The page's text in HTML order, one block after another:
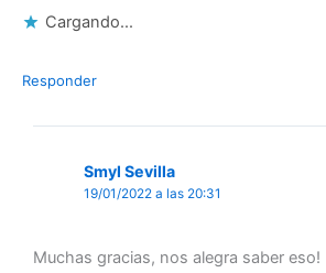
Cargando...
Responder
Smyl Sevilla
19/01/2022 a las 20:31
Muchas gracias, nos alegra saber eso!